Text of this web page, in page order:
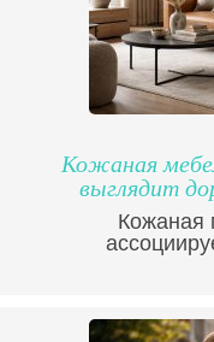
Кожаная
выглядит
Кожаная